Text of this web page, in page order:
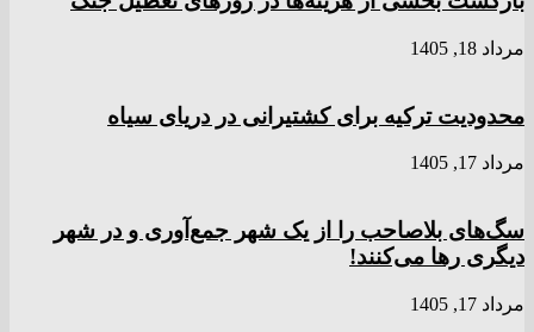
مرداد 18, 1405
محدودیت ترکیه برای کشتیرانی در دریای سیاه
مرداد 17, 1405
سگ‌های بلاصاحب را از یک شهر جمع‌آوری و در شهر
دیگری رها می‌کنند!
مرداد 17, 1405